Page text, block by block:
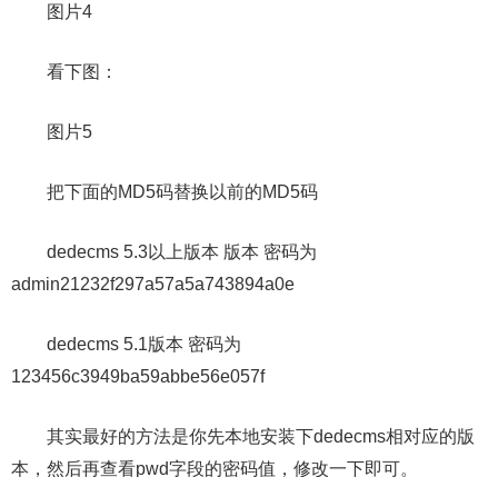
图片4
看下图：
图片5
把下面的MD5码替换以前的MD5码
dedecms 5.3以上版本 版本 密码为
admin21232f297a57a5a743894a0e
dedecms 5.1版本 密码为
123456c3949ba59abbe56e057f
其实最好的方法是你先本地安装下dedecms相对应的版
本，然后再查看pwd字段的密码值，修改一下即可。